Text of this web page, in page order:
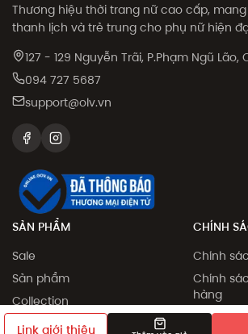
Link giới thiệu
Thương hiệu thời trang nữ cao cấp,
thanh lịch và trẻ trung cho phụ nữ hiện
127 - 129 Nguyễn Trãi, P.Phạm Ngũ Lão,
094 727 5687
support@olv.vn
SẢN PHẨM
Sale
Sản phẩm
Collection
Khám phá
CHÍNH
Chính
Chính
hàng
Phương